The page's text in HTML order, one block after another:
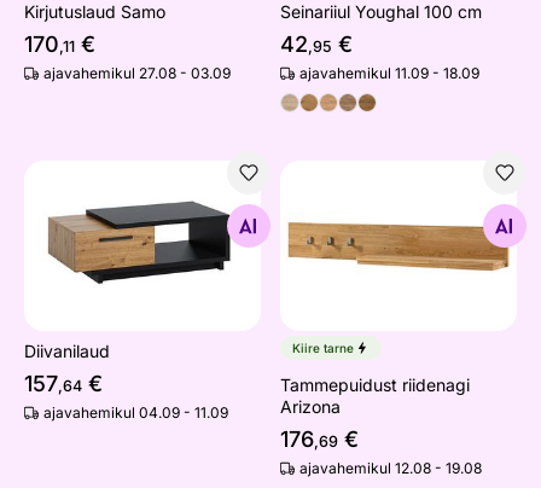
Kirjutuslaud Samo
170,11 €
ajavahemikul 27.08 - 03.09
Seinariiul Youghal 100 cm
42,95 €
ajavahemikul 11.09 - 18.09
Otsi sarnaseid
Diivanilaud
157,64 €
ajavahemikul 04.09 - 11.09
Tammepuidust riidenagi
Otsi sarnaseid
Kiire tarne
Tammepuidust riidenagi
Arizona
176,69 €
ajavahemikul 12.08 - 19.08